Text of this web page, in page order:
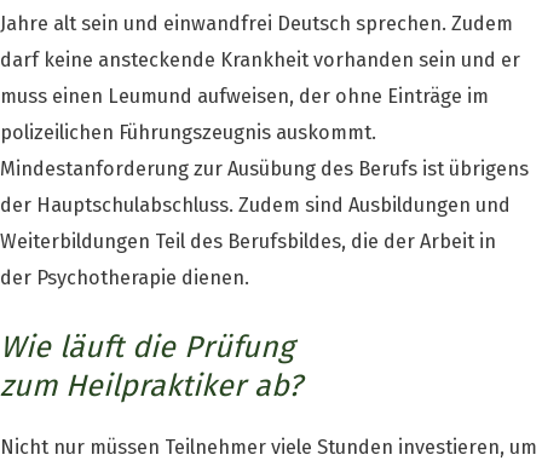
Jahre alt sein und einwandfrei Deutsch sprechen. Zudem
darf keine ansteckende Krankheit vorhanden sein und er
muss einen Leumund aufweisen, der ohne Einträge im
polizeilichen Führungszeugnis auskommt.
Mindestanforderung zur Ausübung des Berufs ist übrigens
der Hauptschulabschluss. Zudem sind Ausbildungen und
Weiterbildungen Teil des Berufsbildes, die der Arbeit in
der Psychotherapie dienen.
Wie läuft die Prüfung
zum Heilpraktiker ab?
Nicht nur müssen Teilnehmer viele Stunden investieren, um